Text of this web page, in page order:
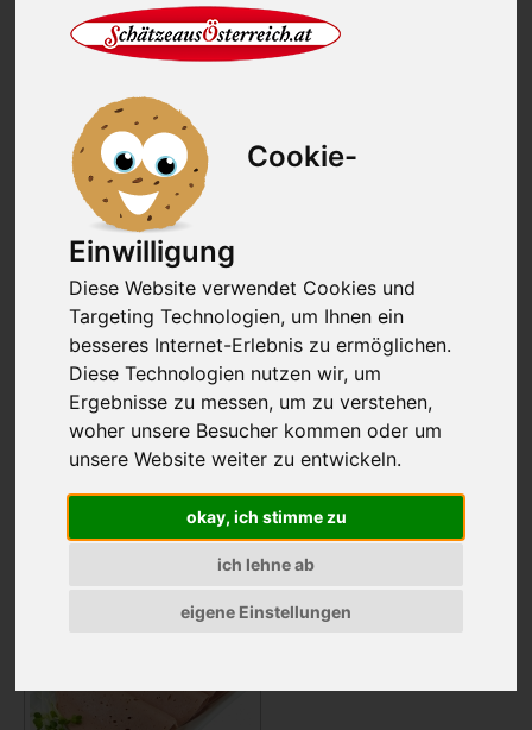
Cookie-
Einwilligung
Diese Website verwendet Cookies und
Targeting Technologien, um Ihnen ein
besseres Internet-Erlebnis zu ermöglichen.
Diese Technologien nutzen wir, um
Ergebnisse zu messen, um zu verstehen,
woher unsere Besucher kommen oder um
unsere Website weiter zu entwickeln.
okay, ich stimme zu
ich lehne ab
eigene Einstellungen
Champignonwurst ca.0,25 kg
8,50 € 34,00€/kg
in den Korb
Paprikawurst ca.0,50 kg ganz
16,99 € 33,98€/kg
in den Korb